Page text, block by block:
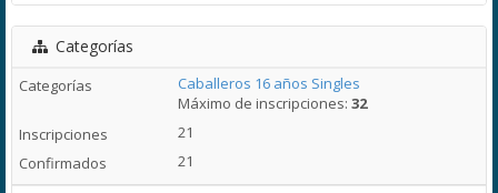
Categorías
Caballeros 16 años Singles
Máximo de inscripciones:32
21
21